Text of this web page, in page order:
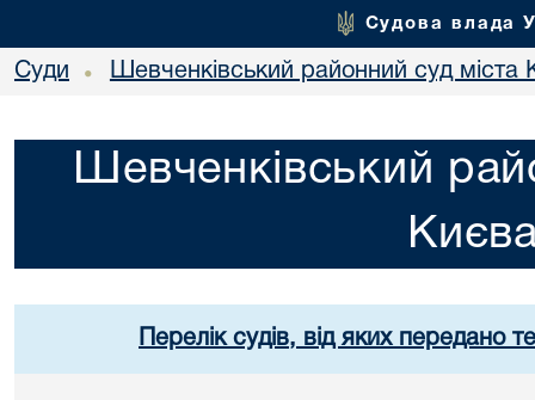
Судова влада
Суди • Шевченківський районний суд міста
Шевченківський
Перелік судів, від яких передано